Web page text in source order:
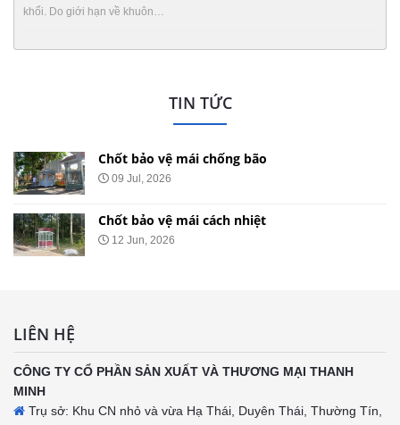
khối. Do giới hạn về khuôn…
TIN TỨC
Chốt bảo vệ mái chống bão
09 Jul, 2026
Chốt bảo vệ mái cách nhiệt
12 Jun, 2026
LIÊN HỆ
CÔNG TY CỔ PHẦN SẢN XUẤT VÀ THƯƠNG MẠI THANH
MINH
Trụ sở: Khu CN nhỏ và vừa Hạ Thái, Duyên Thái, Thường Tín,